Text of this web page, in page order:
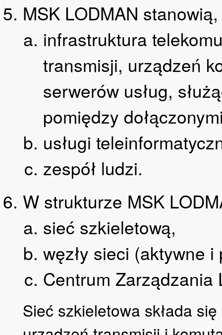
MSK LODMAN
infrastruktura
transmisji, urządzeń
serwerów usług,
pomiędzy
usługi
zespół ludzi.
W strukturze MSK
sieć szkieletową,
węzły sieci (aktywne i
Centrum Zarządzania
Sieć szkieletowa składa